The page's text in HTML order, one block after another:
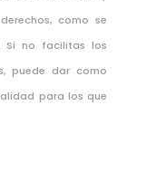
como se
Si no facilitas los
puede dar como
para los que